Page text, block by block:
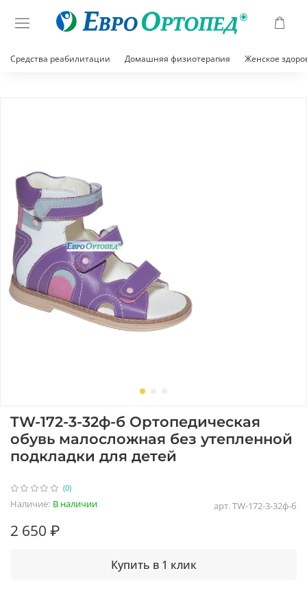
Средства реабилитации Домашняя физиотерапия Женское
(0)
арт.TW-172-3-32ф-б
Наличие: В наличии
TW-172-3-32ф-б Ортопедическая
обувь малосложная без утепленной
подкладки для детей
2 650 ₽
Купить в 1 клик